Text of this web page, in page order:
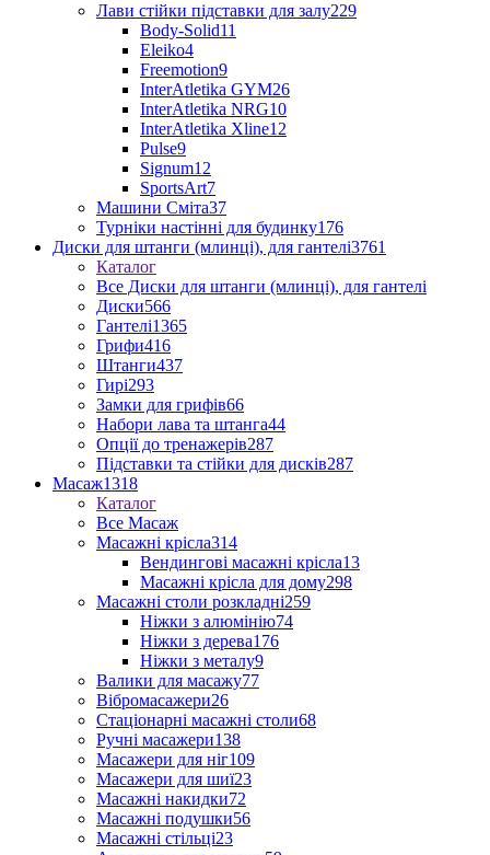
Лави стійки підставки для залу229
Body-Solid11
Eleiko4
Freemotion9
InterAtletika GYM26
InterAtletika NRG10
InterAtletika Xline12
Pulse9
Signum12
SportsArt7
Машини Сміта37
Турніки настінні для будинку176
Диски для штанги (млинці), для гантелі3761
Каталог
Все Диски для штанги (млинці), для гантелі
Диски566
Гантелі1365
Грифи416
Штанги437
Гирі293
Замки для грифів66
Набори лава та штанга44
Опції до тренажерів287
Підставки та стійки для дисків287
Масаж1318
Каталог
Все Масаж
Масажні крісла314
Вендингові масажні крісла13
Масажні крісла для дому298
Масажні столи розкладні259
Ніжки з алюмінію74
Ніжки з дерева176
Ніжки з металу9
Валики для масажу77
Вібромасажери26
Стаціонарні масажні столи68
Ручні масажери138
Масажери для ніг109
Масажери для шиї23
Масажні накидки72
Масажні подушки56
Масажні стільці23